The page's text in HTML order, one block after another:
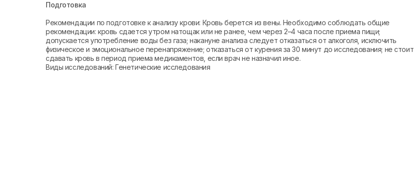
Подготовка
Рекомендации по подготовке к анализу крови: Кровь берется из вены. Необходимо соблюдать общие
рекомендации: кровь сдается утром натощак или не ранее, чем через 2–4 часа после приема пищи;
допускается употребление воды без газа; накануне анализа следует отказаться от алкоголя, исключить
физическое и эмоциональное перенапряжение; отказаться от курения за 30 минут до исследования; не стоит
сдавать кровь в период приема медикаментов, если врач не назначил иное.
Виды исследований: Генетические исследования